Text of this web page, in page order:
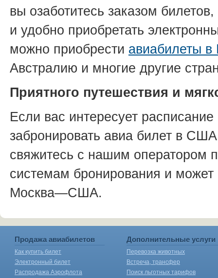
вы озаботитесь заказом
и удобно приобретать
можно приобрести авиабилеты в
Австралию и многие другие
Приятного путешествия и
Если вас интересует
забронировать авиа билет в
свяжитесь с нашим оператором
системам бронирования и
Москва—США.
Продажа авиабилетов
Как купить билет
Электронный билет
Распродажа Аэрофлота
Дополнительные услуги
Перевозка животных
Встреча, трансфер
Поиск льготных тарифов